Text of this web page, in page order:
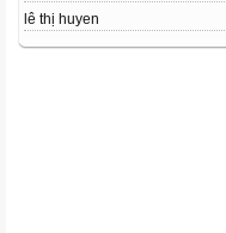
lê thị huyen